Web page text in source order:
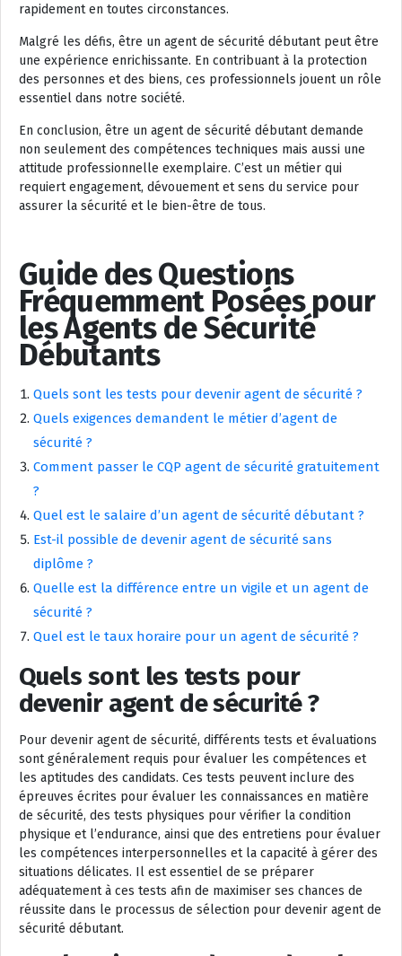
rapidement en toutes circonstances.
Malgré les défis, être un agent de sécurité débutant peut être
une expérience enrichissante. En contribuant à la protection
des personnes et des biens, ces professionnels jouent un rôle
essentiel dans notre société.
En conclusion, être un agent de sécurité débutant demande
non seulement des compétences techniques mais aussi une
attitude professionnelle exemplaire. C’est un métier qui
requiert engagement, dévouement et sens du service pour
assurer la sécurité et le bien-être de tous.
Guide des Questions
Fréquemment Posées pour
les Agents de Sécurité
Débutants
Quels sont les tests pour devenir agent de sécurité ?
Quels exigences demandent le métier d’agent de
sécurité ?
Comment passer le CQP agent de sécurité gratuitement
?
Quel est le salaire d’un agent de sécurité débutant ?
Est-il possible de devenir agent de sécurité sans
diplôme ?
Quelle est la différence entre un vigile et un agent de
sécurité ?
Quel est le taux horaire pour un agent de sécurité ?
Quels sont les tests pour
devenir agent de sécurité ?
Pour devenir agent de sécurité, différents tests et évaluations
sont généralement requis pour évaluer les compétences et
les aptitudes des candidats. Ces tests peuvent inclure des
épreuves écrites pour évaluer les connaissances en matière
de sécurité, des tests physiques pour vérifier la condition
physique et l’endurance, ainsi que des entretiens pour évaluer
les compétences interpersonnelles et la capacité à gérer des
situations délicates. Il est essentiel de se préparer
adéquatement à ces tests afin de maximiser ses chances de
réussite dans le processus de sélection pour devenir agent de
sécurité débutant.